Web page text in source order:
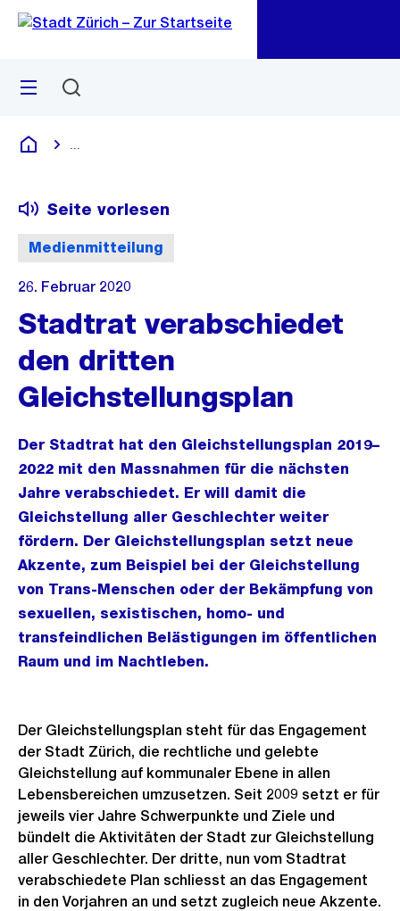
Navigation
Sprunglink
Menü
Deutsch
Medienmitteilung
Seite vorlesen
26. Februar 2020
Stadtrat verabschiedet
den dritten
Gleichstellungsplan
Der Stadtrat hat den Gleichstellungsplan 2019–
2022 mit den Massnahmen für die nächsten
Jahre verabschiedet. Er will damit die
Gleichstellung aller Geschlechter weiter
fördern. Der Gleichstellungsplan setzt neue
Akzente, zum Beispiel bei der Gleichstellung
von Trans-Menschen oder der Bekämpfung von
sexuellen, sexistischen, homo- und
transfeindlichen Belästigungen im öffentlichen
Raum und im Nachtleben.
Der Gleichstellungsplan steht für das Engagement
der Stadt Zürich, die rechtliche und gelebte
Gleichstellung auf kommunaler Ebene in allen
Lebensbereichen umzusetzen. Seit 2009 setzt er für
jeweils vier Jahre Schwerpunkte und Ziele und
bündelt die Aktivitäten der Stadt zur Gleichstellung
aller Geschlechter. Der dritte, nun vom Stadtrat
verabschiedete Plan schliesst an das Engagement
in den Vorjahren an und setzt zugleich neue Akzente.